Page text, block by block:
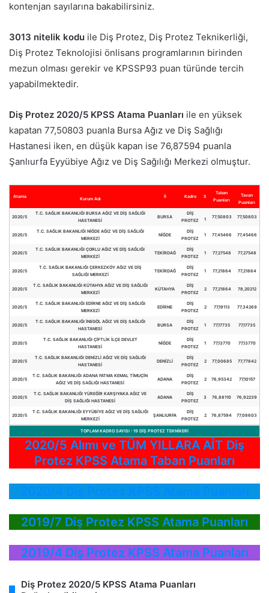
kontenjan sayılarına bakabilirsiniz.
3013 nitelik kodu ile Diş Protez, Diş Protez Teknikerliği,
Diş Protez Teknolojisi önlisans programlarının birinden
mezun olması gerekir ve KPSSP93 puan türünde tercih
yapabilmektedir.
Diş Protez 2020/5 KPSS Atama Puanları ile en yüksek
kapatan 77,50803 puanla Bursa Ağız ve Diş Sağlığı
Hastanesi iken, en düşük kapan ise 76,87594 puanla
Şanlıurfa Eyyübiye Ağız ve Diş Sağılığı Merkezi olmuştur.
Atama Kurum Adı İl Kadro S
Taban
Puanları
Tavan
Puanları
2020/5
T.C. SAĞLIK BAKANLIĞI BURSA AĞIZ VE DİŞ SAĞLIĞI
HASTANESİ
BURSA
DİŞ
PROTEZ
1 77,50803 77,50803
2020/5
T.C. SAĞLIK BAKANLIĞI NİĞDE AĞIZ VE DİŞ SAĞLIĞI
MERKEZİ
NİĞDE
DİŞ
PROTEZ
1 77,45466 77,45466
2020/5
T.C. SAĞLIK BAKANLIĞI ÇORLU AĞIZ VE DİŞ SAĞLIĞI
MERKEZİ
TEKİRDAĞ
DİŞ
PROTEZ
1 77,27548 77,27548
2020/5
T.C. SAĞLIK BAKANLIĞI ÇERKEZKÖY AĞIZ VE DİŞ
SAĞLIĞI MERKEZİ
TEKİRDAĞ
DİŞ
PROTEZ
1 77,21864 77,21864
2020/5
T.C. SAĞLIK BAKANLIĞI KÜTAHYA AĞIZ VE DİŞ SAĞLIĞI
MERKEZİ
KÜTAHYA
DİŞ
PROTEZ
2 77,21864 78,20212
2020/5
T.C. SAĞLIK BAKANLIĞI EDİRNE AĞIZ VE DİŞ SAĞLIĞI
MERKEZİ
EDİRNE
DİŞ
PROTEZ
2 77,19113 77,34269
2020/5
T.C. SAĞLIK BAKANLIĞI İNEGÖL AĞIZ VE DİŞ SAĞLIĞI
HASTANESİ
BURSA
DİŞ
PROTEZ
1 77,17735 77,17735
2020/5
T.C. SAĞLIK BAKANLIĞI ÇİFTLİK İLÇE DEVLET
HASTANESİ
NİĞDE
DİŞ
PROTEZ
1 77,13770 77,13770
2020/5
T.C. SAĞLIK BAKANLIĞI DENİZLİ AĞIZ VE DİŞ SAĞLIĞI
HASTANESİ
DENİZLİ
DİŞ
PROTEZ
2 77,00685 77,77842
2020/5
T.C. SAĞLIK BAKANLIĞI ADANA FATMA KEMAL TİMUÇİN
AĞIZ VE DİŞ SAĞLIĞI HASTANESİ
ADANA
DİŞ
PROTEZ
2 76,95342 77,10157
2020/5
T.C. SAĞLIK BAKANLIĞI YÜREĞİR KARŞIYAKA AĞIZ VE
DİŞ SAĞLIĞI HASTANESİ
ADANA
DİŞ
PROTEZ
3 76,88110 76,92239
2020/5
T.C. SAĞLIK BAKANLIĞI EYYÜBİYE AĞIZ VE DİŞ SAĞLIĞI
MERKEZİ
ŞANLIURFA
DİŞ
PROTEZ
2 76,87594 77,08603
TOPLAM KADRO SAYISI : 19 DİŞ PROTEZ TEKNİKERİ
2020/5 Alımı ve TÜM YILLARA AİT Diş
Protez KPSS Atama Taban Puanları
2020/4 Diş Protez KPSS Atama Puanları
2019/7 Diş Protez KPSS Atama Puanları
2019/4 Diş Protez KPSS Atama Puanları
Diş Protez 2020/5 KPSS Atama Puanları